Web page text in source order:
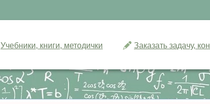
Учебники, книги, методички Заказать задачу,